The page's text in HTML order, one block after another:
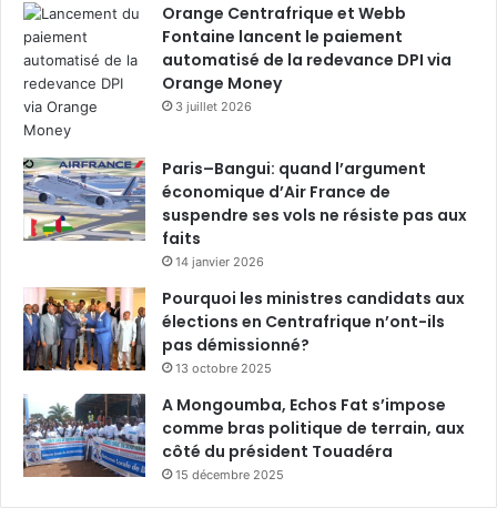
Orange Centrafrique et Webb
Fontaine lancent le paiement
automatisé de la redevance DPI via
Orange Money
3 juillet 2026
Paris–Bangui: quand l’argument
économique d’Air France de
suspendre ses vols ne résiste pas aux
faits
14 janvier 2026
Pourquoi les ministres candidats aux
élections en Centrafrique n’ont-ils
pas démissionné?
13 octobre 2025
A Mongoumba, Echos Fat s’impose
comme bras politique de terrain, aux
côté du président Touadéra
15 décembre 2025